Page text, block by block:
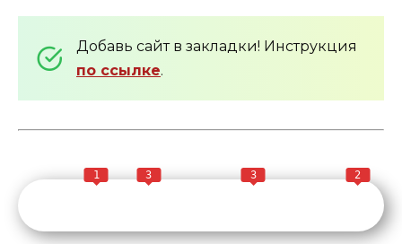
Добавь сайт в закладки! Инструкция
по ссылке.
1 3 3 2